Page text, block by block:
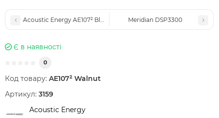
Acoustic Energy AE107² Black Meridian DSP3300
Є в наявності
0
Код товару: AE107² Walnut
Артикул: 3159
Acoustic Energy